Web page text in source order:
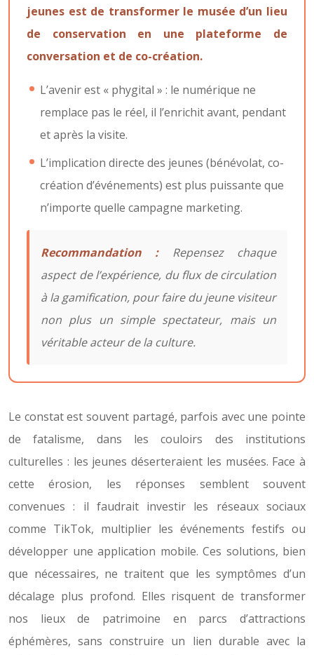
jeunes est de transformer le musée d’un lieu
de conservation en une plateforme de
conversation et de co-création.
L’avenir est « phygital » : le numérique ne
remplace pas le réel, il l’enrichit avant, pendant
et après la visite.
L’implication directe des jeunes (bénévolat, co-
création d’événements) est plus puissante que
n’importe quelle campagne marketing.
Recommandation :Repensez chaque
aspect de l’expérience, du flux de circulation
à la gamification, pour faire du jeune visiteur
non plus un simple spectateur, mais un
véritable acteur de la culture.
Le constat est souvent partagé, parfois avec une pointe
de fatalisme, dans les couloirs des institutions
culturelles : les jeunes déserteraient les musées. Face à
cette érosion, les réponses semblent souvent
convenues : il faudrait investir les réseaux sociaux
comme TikTok, multiplier les événements festifs ou
développer une application mobile. Ces solutions, bien
que nécessaires, ne traitent que les symptômes d’un
décalage plus profond. Elles risquent de transformer
nos lieux de patrimoine en parcs d’attractions
éphémères, sans construire un lien durable avec la